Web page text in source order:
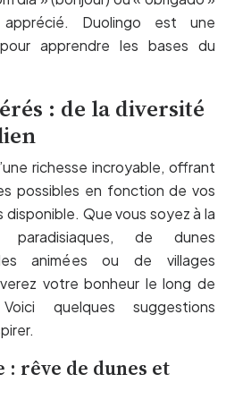
Duolingo est une
apprendre les bases du
: de la diversité
richesse incroyable, offrant
possibles en fonction de vos
Que vous soyez à la
de dunes
animées ou de villages
votre bonheur le long de
quelques suggestions
: rêve de dunes et